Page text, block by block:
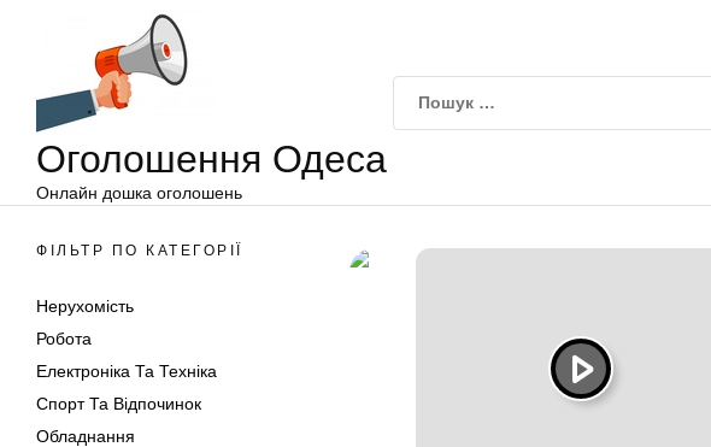
Оголошення Одеса
Онлайн дошка оголошень
ФІЛЬТР ПО КАТЕГОРІЇ
Нерухомість
Робота
Електроніка Та Техніка
Спорт Та Відпочинок
Обладнання